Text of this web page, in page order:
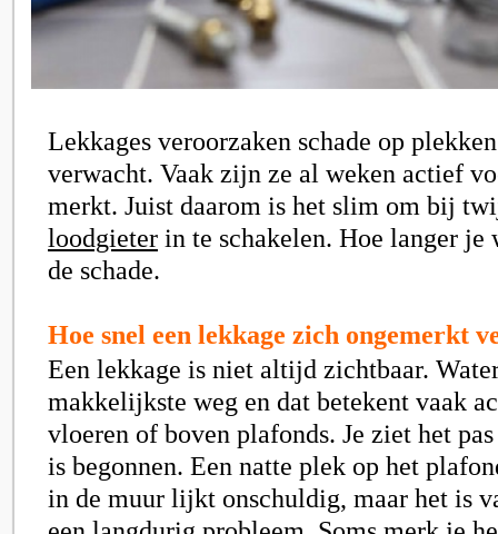
Lekkages veroorzaken schade op
verwacht. Vaak zijn ze al weken actief
merkt. Juist daarom is het slim om bij
loodgieter in te schakelen. Hoe langer je
de schade.
Hoe snel een lekkage zich ongemerkt
Een lekkage is niet altijd zichtbaar.
makkelijkste weg en dat betekent vaak
vloeren of boven plafonds. Je ziet het
is begonnen. Een natte plek op het
in de muur lijkt onschuldig, maar het is